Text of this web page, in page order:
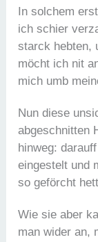
In solchem
ich schier
starck hebten,
möcht ich nit
mich umb
Nun diese
abgeschnitten
hinweg:
eingestelt und
so geförcht
Wie sie aber
man wider an,